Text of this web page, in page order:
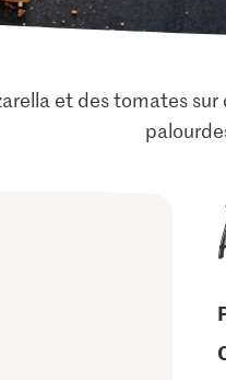
et des tomates